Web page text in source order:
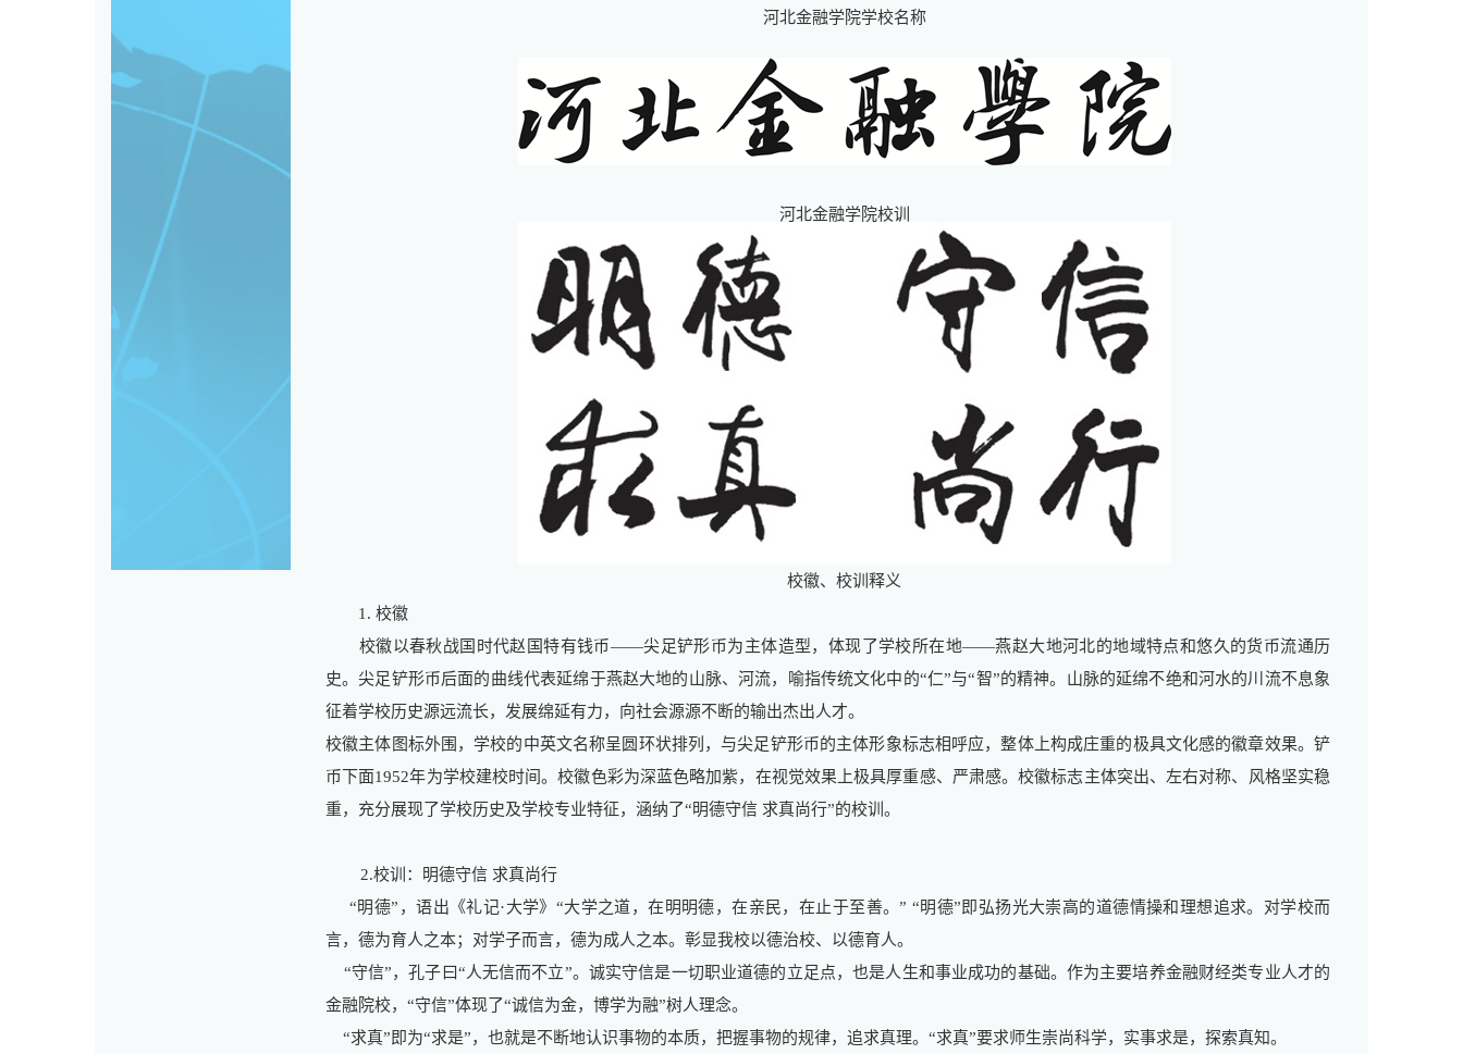
河北金融学院学校名称
河北金融学院校训
校徽、校训释义
1. 校徽
校徽以春秋战国时代赵国特有钱币——尖足铲形币为主体造型，体现了学校所在地——燕赵大地河北的地域特点和悠久的货币流通历
史。尖足铲形币后面的曲线代表延绵于燕赵大地的山脉、河流，喻指传统文化中的“仁”与“智”的精神。山脉的延绵不绝和河水的川流不息象
征着学校历史源远流长，发展绵延有力，向社会源源不断的输出杰出人才。
校徽主体图标外围，学校的中英文名称呈圆环状排列，与尖足铲形币的主体形象标志相呼应，整体上构成庄重的极具文化感的徽章效果。铲
币下面1952年为学校建校时间。校徽色彩为深蓝色略加紫，在视觉效果上极具厚重感、严肃感。校徽标志主体突出、左右对称、风格坚实稳
重，充分展现了学校历史及学校专业特征，涵纳了“明德守信 求真尚行”的校训。
2.校训：明德守信 求真尚行
“明德”，语出《礼记·大学》“大学之道，在明明德，在亲民，在止于至善。” “明德”即弘扬光大崇高的道德情操和理想追求。对学校而
言，德为育人之本；对学子而言，德为成人之本。彰显我校以德治校、以德育人。
“守信”，孔子曰“人无信而不立”。诚实守信是一切职业道德的立足点，也是人生和事业成功的基础。作为主要培养金融财经类专业人才的
金融院校，“守信”体现了“诚信为金，博学为融”树人理念。
“求真”即为“求是”，也就是不断地认识事物的本质，把握事物的规律，追求真理。“求真”要求师生崇尚科学，实事求是，探索真知。